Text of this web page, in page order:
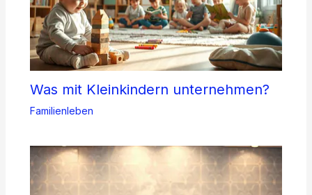
Was mit Kleinkindern unternehmen?
Familienleben